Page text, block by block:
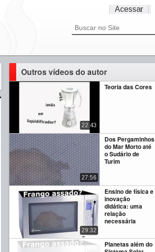
Acessar
Outros vídeos do autor
Teoria das Cores
22:43
Dos Pergaminhos
do Mar Morto até
o Sudário de
Turim
27:56
Ensino de física e
inovação
didática: uma
relação
necessária
29:32
Planetas além do